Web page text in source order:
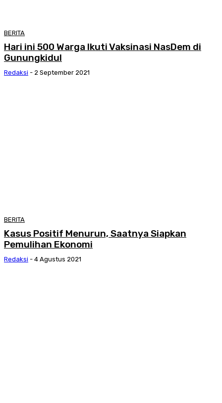
BERITA
Hari ini 500 Warga Ikuti Vaksinasi NasDem di
Gunungkidul
Redaksi - 2 September 2021
BERITA
Kasus Positif Menurun, Saatnya Siapkan
Pemulihan Ekonomi
Redaksi - 4 Agustus 2021